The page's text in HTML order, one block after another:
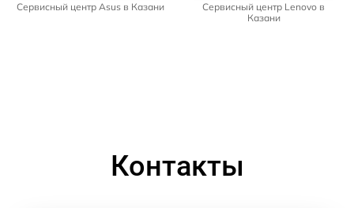
Сервисный центр Asus в Казани
Сервисный центр Lenovo в
Казани
Контакты